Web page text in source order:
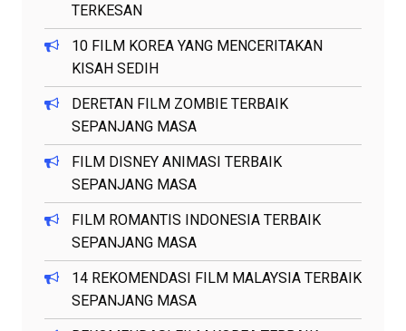
TERKESAN
10 FILM KOREA YANG MENCERITAKAN
KISAH SEDIH
DERETAN FILM ZOMBIE TERBAIK
SEPANJANG MASA
FILM DISNEY ANIMASI TERBAIK
SEPANJANG MASA
FILM ROMANTIS INDONESIA TERBAIK
SEPANJANG MASA
14 REKOMENDASI FILM MALAYSIA TERBAIK
SEPANJANG MASA